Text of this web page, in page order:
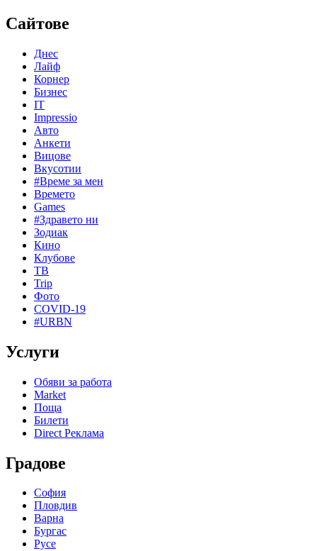
Сайтове
Днес
Лайф
Корнер
Бизнес
IT
Impressio
Авто
Анкети
Вицове
Вкусотии
#Време за мен
Времето
Games
#Здравето ни
Зодиак
Кино
Клубове
ТВ
Trip
Фото
COVID-19
#URBN
Услуги
Обяви за работа
Market
Поща
Билети
Direct Реклама
Градове
София
Пловдив
Варна
Бургас
Русе